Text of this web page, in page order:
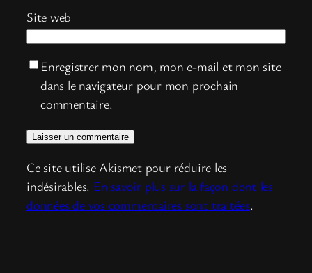
Site web
Enregistrer mon nom, mon e-mail et mon site
dans le navigateur pour mon prochain
commentaire.
Ce site utilise Akismet pour réduire les
indésirables. En savoir plus sur la façon dont les
données de vos commentaires sont traitées.